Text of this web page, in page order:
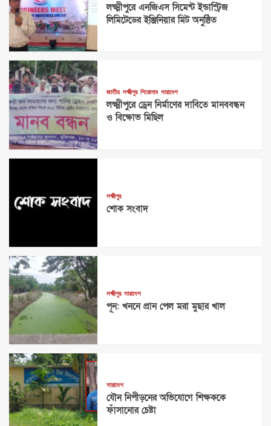
লক্ষ্মীপুরে এনজিএস সিমেন্ট ইন্ডাস্ট্রিজ
লিমিটেডের ইঞ্জিনিয়ার মিট অনুষ্ঠিত
জাতীয় লক্ষ্মীপুর শিরোনাম সারাদেশ
লক্ষ্মীপুরে ড্রেন নির্মাণের দাবিতে মানববন্ধন
ও বিক্ষোভ মিছিল
লক্ষ্মীপুর
শোক সংবাদ
লক্ষ্মীপুর সারাদেশ
পূন: খননে প্রান পেল মরা মুছার খাল
সারাদেশ
যৌন নিপীড়নের অভিযোগে শিক্ষককে
ফাঁসানোর চেষ্টা